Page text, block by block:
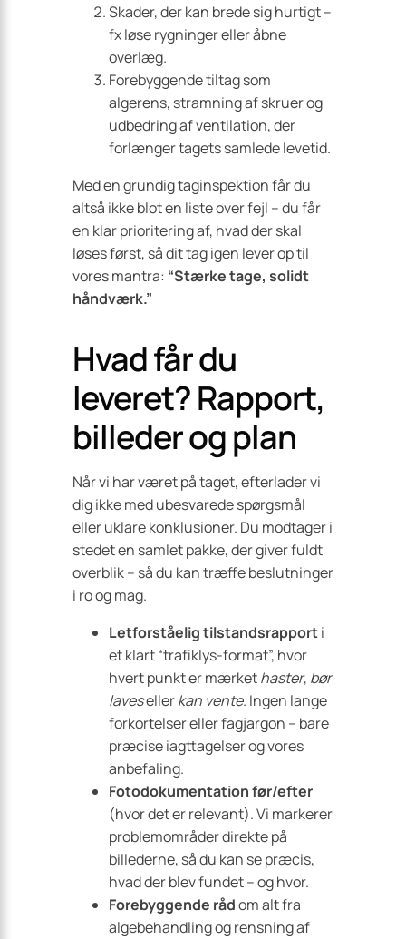
Skader, der kan brede sig hurtigt –
fx løse rygninger eller åbne
overlæg.
Forebyggende tiltag som
algerens, stramning af skruer og
udbedring af ventilation, der
forlænger tagets samlede levetid.
Med en grundig taginspektion får du
altså ikke blot en liste over fejl – du får
en klar prioritering af, hvad der skal
løses først, så dit tag igen lever op til
vores mantra: “Stærke tage, solidt
håndværk.”
Hvad får du
leveret? Rapport,
billeder og plan
Når vi har været på taget, efterlader vi
dig ikke med ubesvarede spørgsmål
eller uklare konklusioner. Du modtager i
stedet en samlet pakke, der giver fuldt
overblik – så du kan træffe beslutninger
i ro og mag.
Letforståelig tilstandsrapporti
et klart “trafiklys-format”, hvor
hvert punkt er mærkethaster, bør
lavesellerkan vente. Ingen lange
forkortelser eller fagjargon – bare
præcise iagttagelser og vores
anbefaling.
Fotodokumentation før/efter
(hvor det er relevant). Vi markerer
problemområder direkte på
billederne, så du kan se præcis,
hvad der blev fundet – og hvor.
Forebyggende rådom alt fra
algebehandling og rensning af